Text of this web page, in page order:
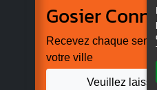
Gosier
Recevez chaque
votre ville
Veuillez